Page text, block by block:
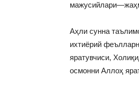
Аҳли сунна
ихтиёрий
яратувчиси,
осмонни Аллоҳ